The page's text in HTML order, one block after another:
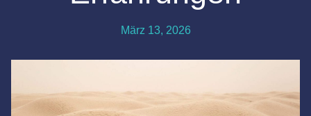
März 13, 2026